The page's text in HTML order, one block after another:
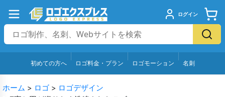
ログイン
初めての方へ ロゴ料金・プラン ロゴモーション 名刺
ホーム > ロゴ > ロゴデザイン